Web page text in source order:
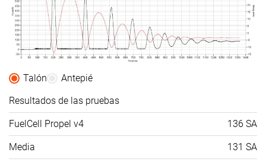
Talón
Antepié
Resultados de las pruebas
FuelCell Propel v4 136 SA
Media 131 SA